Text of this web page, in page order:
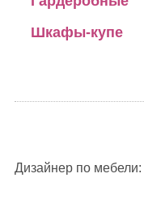
Шкафы-купе
Дизайнер по мебели: